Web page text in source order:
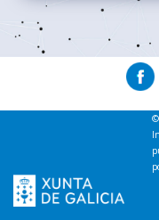
©